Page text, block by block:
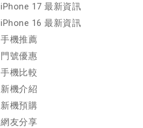
iPhone 17 最新資訊
iPhone 16 最新資訊
手機推薦
門號優惠
手機比較
新機介紹
新機預購
網友分享